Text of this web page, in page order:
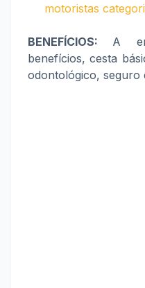
motoristas
BENEFÍCIOS: A
benefícios, cesta
odontológico, seguro